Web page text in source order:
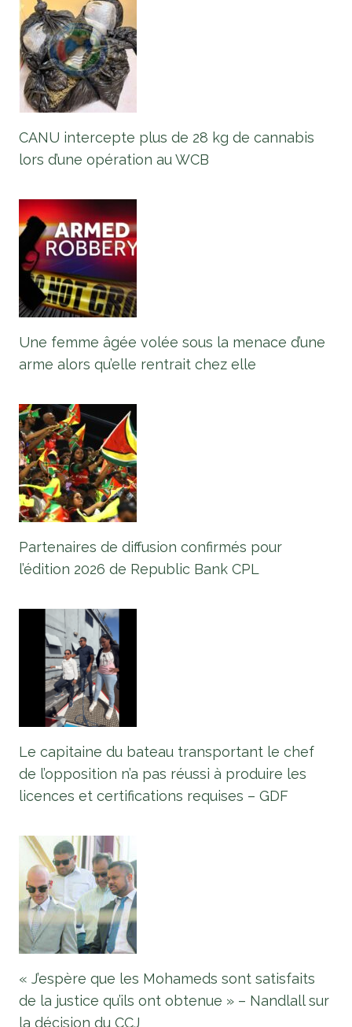
CANU intercepte plus de 28 kg de cannabis
lors d’une opération au WCB
Une femme âgée volée sous la menace d’une
arme alors qu’elle rentrait chez elle
Partenaires de diffusion confirmés pour
l’édition 2026 de Republic Bank CPL
Le capitaine du bateau transportant le chef
de l’opposition n’a pas réussi à produire les
licences et certifications requises – GDF
« J’espère que les Mohameds sont satisfaits
de la justice qu’ils ont obtenue » – Nandlall sur
la décision du CCJ